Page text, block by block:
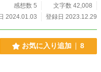
感想数 5
文字数 42,008
2024.01.03
登録日 2023.12.29
お気に入り追加 8